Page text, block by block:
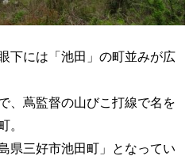
下には「池田」の町並みが広
、蔦監督の山びこ打線で名を
。
県三好市池田町」となってい